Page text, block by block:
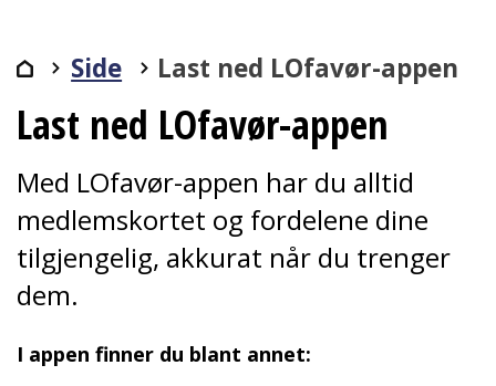
Side Last ned LOfavør-appen
Last ned LOfavør-appen
Med LOfavør-appen har du alltid
medlemskortet og fordelene dine
tilgjengelig, akkurat når du trenger
dem.
I appen finner du blant annet: